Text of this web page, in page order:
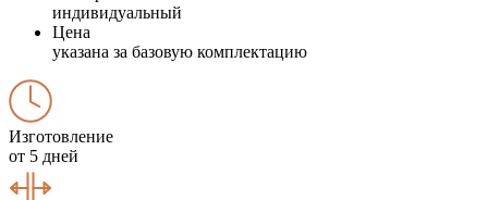
индивидуальный
Цена
указана за базовую комплектацию
Изготовление
от 5 дней